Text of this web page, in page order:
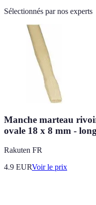
Sélectionnés par nos experts
Manche marteau
ovale 18 x 8 mm -
Rakuten FR
4.9 EURVoir le prix